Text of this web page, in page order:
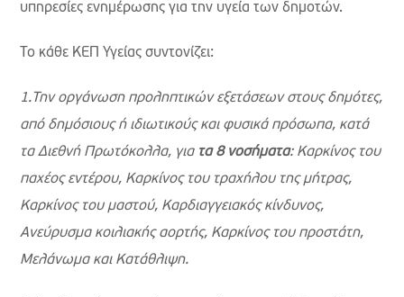
υπηρεσίες ενημέρωσης για την υγεία των δημοτών.
Το κάθε ΚΕΠ Υγείας συντονίζει:
1.Την οργάνωση προληπτικών εξετάσεων στους δημότες,
από δημόσιους ή ιδιωτικούς και φυσικά πρόσωπα, κατά
τα Διεθνή Πρωτόκολλα, για τα8 νοσήματα: Καρκίνος του
παχέος εντέρου, Καρκίνος του τραχήλου της μήτρας,
Καρκίνος του μαστού, Καρδιαγγειακός κίνδυνος,
Ανεύρυσμα κοιλιακής αορτής, Καρκίνος του προστάτη,
Μελάνωμα και Κατάθλιψη.